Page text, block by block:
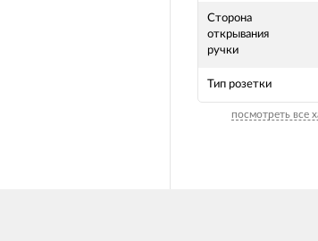
Сторона
открывания
ручки
Тип розетки
посмотреть все